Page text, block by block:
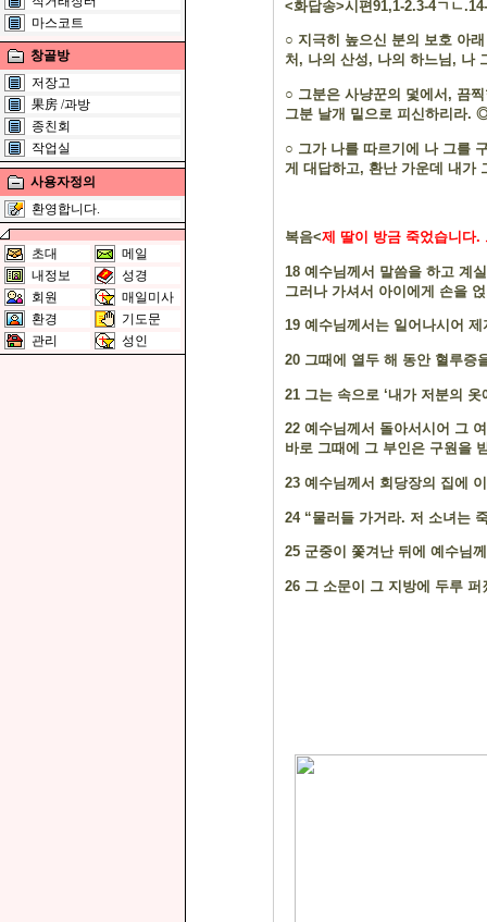
마스코트
창골방
저장고
果房 /과방
종친회
작업실
사용자정의
환영합니다.
초대
메일
내정보
성경
회원
매일미사
환경
기도문
관리
성인
<화답송>시편 91,1-2.3-4ㄱㄴ
○ 지극히 높으신 분의 보호 아
처 , 나의 산성, 나의 하느님 , 나
○ 그분은 사냥꾼의 덫에서 , 끔
그분 날개 밑으로 피신하리라.
○ 그가 나를 따르기에 나 그를
게 대답하고, 환난 가운데 내가
복음<제 딸이 방금 죽었습니다.
18 예수님께서 말씀을 하고 계
그러나 가셔서 아이에게 손을
19 예수님께서는 일어나시어
20 그때에 열두 해 동안 혈루증
21 그는 속으로 ‘내가 저분의 옷
22 예수님께서 돌아서시어 그
바로 그때에 그 부인은 구원을
23 예수님께서 회당장의 집에
24 “물러들 가거라. 저 소녀는
25 군중이 쫓겨난 뒤에 예수님
26 그 소문이 그 지방에 두루 퍼